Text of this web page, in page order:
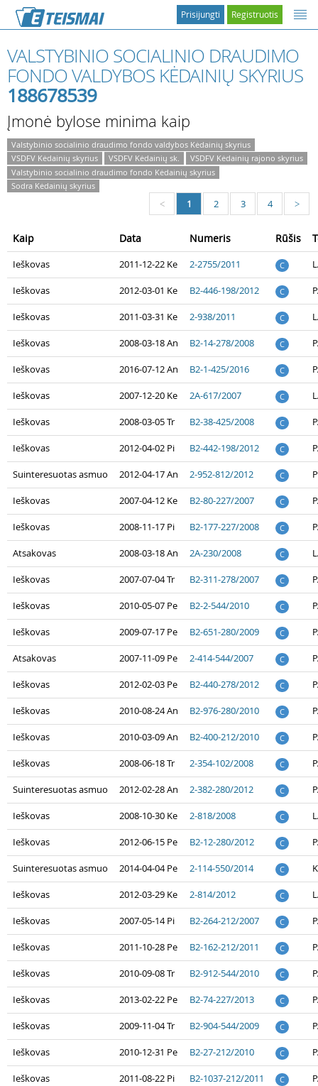
Registruotis
Prisijungti
VALSTYBINIO SOCIALINIO DRAUDIMO
FONDO VALDYBOS KĖDAINIŲ SKYRIUS
188678539
Įmonė bylose minima kaip
Valstybinio socialinio draudimo fondo valdybos Kėdainių skyrius
VSDFV Kėdainių skyrius
VSDFV Kėdainių sk.
VSDFV Kėdainių rajono skyrius
Valstybinio socialinio draudimo fondo Kėdainių skyrius
Sodra Kėdainių skyrius
< 1 2 3 4 >
Kaip Data Numeris Rūšis
Ieškovas 2011-12-22 Ke 2-2755/2011 C
Ieškovas 2012-03-01 Ke B2-446-198/2012 C
Ieškovas 2011-03-31 Ke 2-938/2011 C
Ieškovas 2008-03-18 An B2-14-278/2008 C
Ieškovas 2016-07-12 An B2-1-425/2016 C
Ieškovas 2007-12-20 Ke 2A-617/2007 C
Ieškovas 2008-03-05 Tr B2-38-425/2008 C
Ieškovas 2012-04-02 Pi B2-442-198/2012 C
Suinteresuotas asmuo 2012-04-17 An 2-952-812/2012 C
Ieškovas 2007-04-12 Ke B2-80-227/2007 C
Ieškovas 2008-11-17 Pi B2-177-227/2008 C
Atsakovas 2008-03-18 An 2A-230/2008 C
Ieškovas 2007-07-04 Tr B2-311-278/2007 C
Ieškovas 2010-05-07 Pe B2-2-544/2010 C
Ieškovas 2009-07-17 Pe B2-651-280/2009 C
Atsakovas 2007-11-09 Pe 2-414-544/2007 C
Ieškovas 2012-02-03 Pe B2-440-278/2012 C
Ieškovas 2010-08-24 An B2-976-280/2010 C
Ieškovas 2010-03-09 An B2-400-212/2010 C
Ieškovas 2008-06-18 Tr 2-354-102/2008 C
Suinteresuotas asmuo 2012-02-28 An 2-382-280/2012 C
Ieškovas 2008-10-30 Ke 2-818/2008 C
Ieškovas 2012-06-15 Pe B2-12-280/2012 C
Suinteresuotas asmuo 2014-04-04 Pe 2-114-550/2014 C
Ieškovas 2012-03-29 Ke 2-814/2012 C
Ieškovas 2007-05-14 Pi B2-264-212/2007 C
Ieškovas 2011-10-28 Pe B2-162-212/2011 C
Ieškovas 2010-09-08 Tr B2-912-544/2010 C
Ieškovas 2013-02-22 Pe B2-74-227/2013 C
Ieškovas 2009-11-04 Tr B2-904-544/2009 C
Ieškovas 2010-12-31 Pe B2-27-212/2010 C
Ieškovas 2011-08-22 Pi B2-1037-212/2011 C